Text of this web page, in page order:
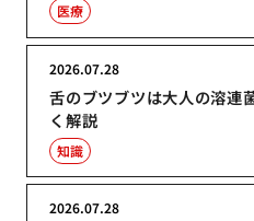
医療
舌のブツブツは大人の溶連
く解説
2026.07.28
知識
2026.07.28